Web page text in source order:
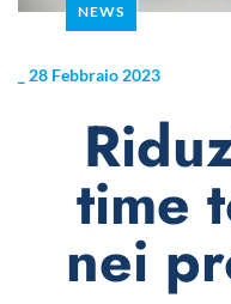
NEWS
28 Febbraio 2023
time
nei